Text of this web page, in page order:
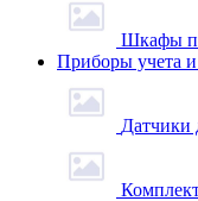
Шкафы
Приборы учета
Датчики